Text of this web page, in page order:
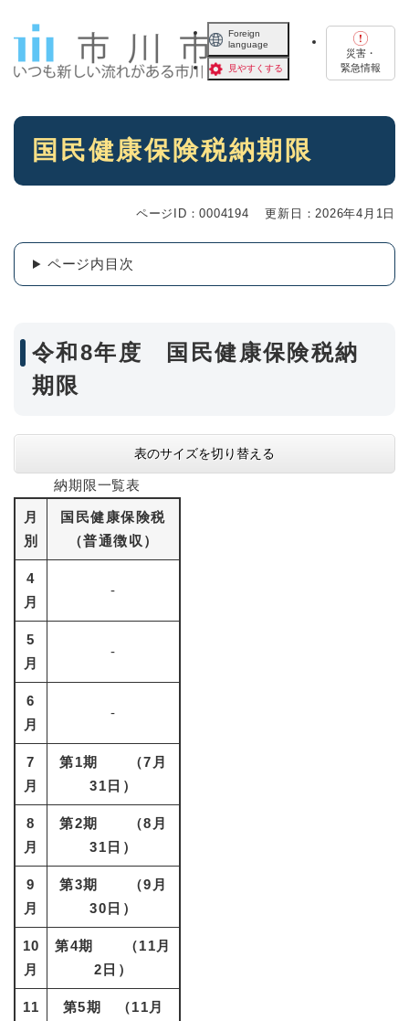
Foreign
language
見やすくする
災害・
緊急情報
本
国民健康保険税納期限
ページID：0004194 更新日：2026年4月1日
ページ内目次
令和8年度 国民健康保険税納
期限
表のサイズを切り替える
納期限一覧表
月
別
国民健康保険税
（普通徴収）
4
月
-
5
月
-
6
月
-
7
月
第1期 （7月
31日）
8
月
第2期 （8月
31日）
9
月
第3期 （9月
30日）
10
月
第4期 （11月
2日）
11
第5期 （11月